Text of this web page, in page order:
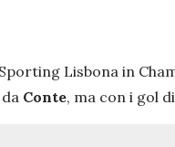
Lisbona in
Conte, ma con i gol